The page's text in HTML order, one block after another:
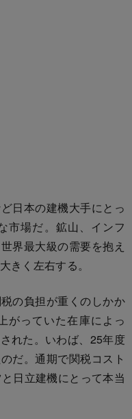
日本の建機大手にとっ
市場だ。鉱山、インフ
界最大級の需要を抱え
きく左右する。
の負担が重くのしかか
がっていた在庫によっ
れた。いわば、25年度
だ。通期で関税コスト
日立建機にとって本当